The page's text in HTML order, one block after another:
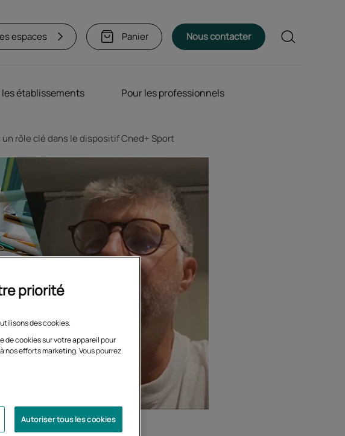
espaces Panier Nous contacter Rechercher
les établissements Pour les professionnels
rôle clé dans le dispositif Cned+ Sport
priorité
des cookies.
de cookies sur votre appareil pour
efforts marketing. Vous pourrez
Autoriser tous les cookies